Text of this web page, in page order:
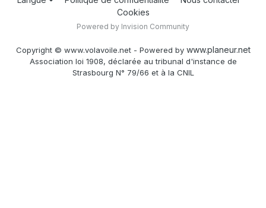
Cookies
Powered by Invision Community
Copyright © www.volavoile.net - Powered by www.planeur.net
Association loi 1908, déclarée au tribunal d'instance de
Strasbourg N° 79/66 et à la CNIL